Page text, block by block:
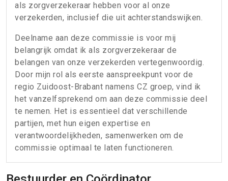
als zorgverzekeraar hebben voor al onze
verzekerden, inclusief die uit achterstandswijken.
Deelname aan deze commissie is voor mij
belangrijk omdat ik als zorgverzekeraar de
belangen van onze verzekerden vertegenwoordig.
Door mijn rol als eerste aanspreekpunt voor de
regio Zuidoost-Brabant namens CZ groep, vind ik
het vanzelfsprekend om aan deze commissie deel
te nemen. Het is essentieel dat verschillende
partijen, met hun eigen expertise en
verantwoordelijkheden, samenwerken om de
commissie optimaal te laten functioneren.